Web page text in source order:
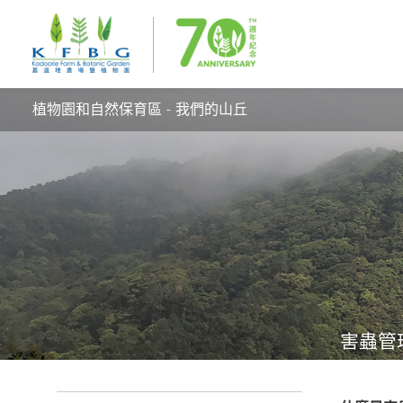
植物園和自然保育區 - 我們的山丘
害蟲管